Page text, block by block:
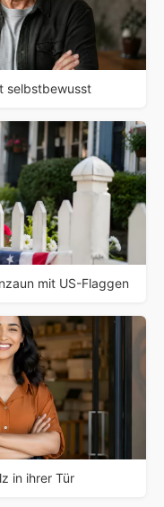
selbstbewusst
mit US-Flaggen
in ihrer Tür